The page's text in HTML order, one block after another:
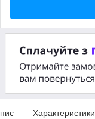
Характеристики